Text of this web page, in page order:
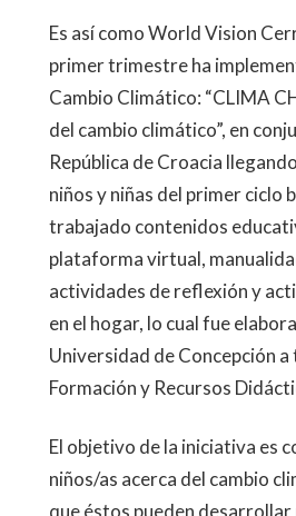
Es así comoWorldVision
primertrimestre ha
Cambio Climático: “CLIMA
del cambio climático”, en
República deCroacia
niños y niñas del primer ciclo
trabajado contenidos
plataforma virtual,
actividades de reflexión y
en el hogar, lo cual fue
Universidad de Concepción a
Formación y Recursos
El objetivo de la iniciativa es
niños/as acerca del cambio
que éstos pueden desarrollar